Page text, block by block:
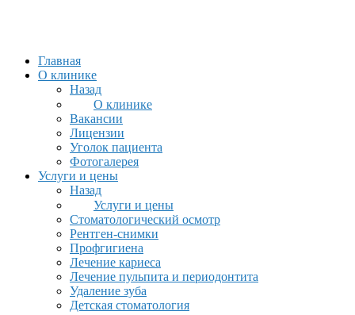
Главная
О клинике
Назад
О клинике
Вакансии
Лицензии
Уголок пациента
Фотогалерея
Услуги и цены
Назад
Услуги и цены
Стоматологический осмотр
Рентген-снимки
Профгигиена
Лечение кариеса
Лечение пульпита и периодонтита
Удаление зуба
Детская стоматология